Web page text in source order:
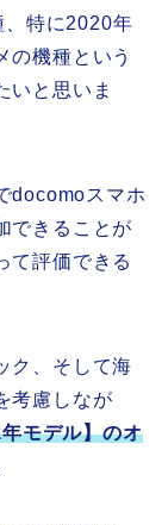
、特に2020年
の機種という
いと思いま
docomoスマホ
できることが
て評価できる
ク、そして海
考慮しなが
モデル】のオ